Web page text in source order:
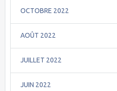
OCTOBRE 2022
AOÛT 2022
JUILLET 2022
JUIN 2022